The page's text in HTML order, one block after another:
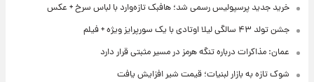
خرید جدید پرسپولیس رسمی شد؛ هافبک تازه‌وارد با لباس سرخ + عکس
جشن تولد ۴۳ سالگی لیلا اوتادی با یک سورپرایز ویژه + فیلم
عمان: مذاکرات درباره تنگه هرمز در مسیر مثبتی قرار دارد
شوک تازه به بازار لبنیات؛ قیمت شیر افزایش یافت